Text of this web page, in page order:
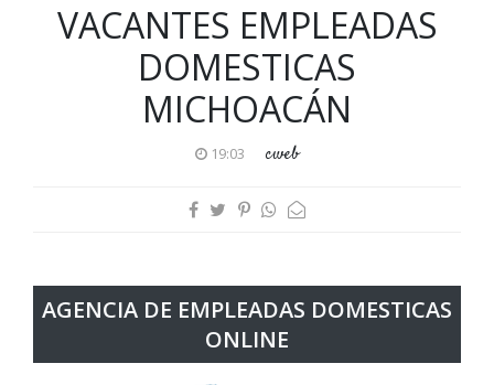
VACANTES EMPLEADAS
DOMESTICAS
MICHOACÁN
19:03 cweb
AGENCIA DE EMPLEADAS DOMESTICAS
ONLINE